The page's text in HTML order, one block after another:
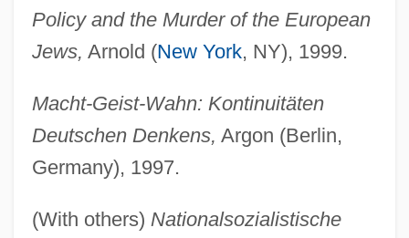
Policy and the Murder of the European
Jews, Arnold (New York, NY), 1999.
Macht-Geist-Wahn: Kontinuitäten
Deutschen Denkens, Argon (Berlin,
Germany), 1997.
(With others) Nationalsozialistische